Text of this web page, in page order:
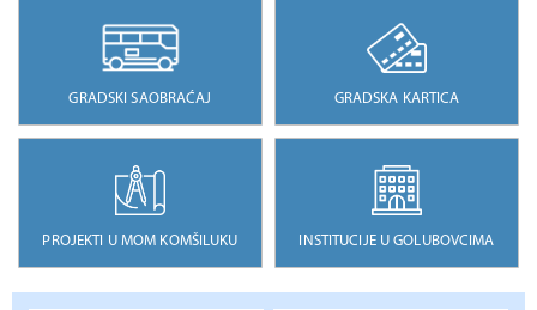
GRADSKI SAOBRAĆAJ GRADSKA KARTICA
PROJEKTI U MOM KOMŠILUKU INSTITUCIJE U GOLUBOVCIMA